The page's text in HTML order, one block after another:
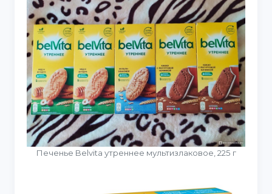
Печенье Belvita утреннее мультизлаковое, 225 г